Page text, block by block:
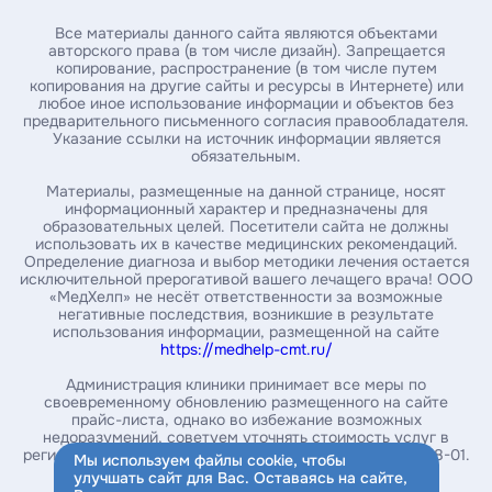
Все материалы данного сайта являются объектами
авторского права (в том числе дизайн). Запрещается
копирование, распространение (в том числе путем
копирования на другие сайты и ресурсы в Интернете) или
любое иное использование информации и объектов без
предварительного письменного согласия правообладателя.
Указание ссылки на источник информации является
обязательным.
Материалы, размещенные на данной странице, носят
информационный характер и предназначены для
образовательных целей. Посетители сайта не должны
использовать их в качестве медицинских рекомендаций.
Определение диагноза и выбор методики лечения остается
исключительной прерогативой вашего лечащего врача! ООО
«МедХелп» не несёт ответственности за возможные
негативные последствия, возникшие в результате
использования информации, размещенной на сайте
https://medhelp-cmt.ru/
Администрация клиники принимает все меры по
своевременному обновлению размещенного на сайте
прайс-листа, однако во избежание возможных
недоразумений, советуем уточнять стоимость услуг в
регистратуре или в контакт-центре по телефону 234-08-01.
Мы используем файлы cookie, чтобы
улучшать сайт для Вас. Оставаясь на сайте,
Введите номер амбулаторной карты
За какой год / годы вы хотите получить справку *
Укажите почту, на которую нужно выслать справку*
Введите ваш номер телефона
обработки персональных данных
Заказать справку